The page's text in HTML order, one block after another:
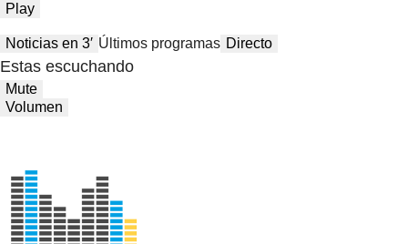
Play
Noticias en 3′ Últimos programas Directo
Estas escuchando
Mute
Volumen